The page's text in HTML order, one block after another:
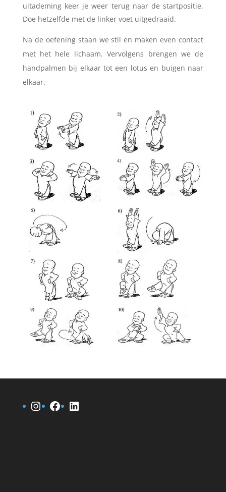
Go
Slowly
uitademing keer je weer terug naar de startpositie.
Doe hetzelfde met de linker voet uitgedraaid.
Na de oefening staan we stil en maken even contact
met het hele lichaam. Vervolgens brengen we de
handpalmen bij elkaar tot een lotus en buigen naar
elkaar.
Instagram
Facebook
LinkedIn